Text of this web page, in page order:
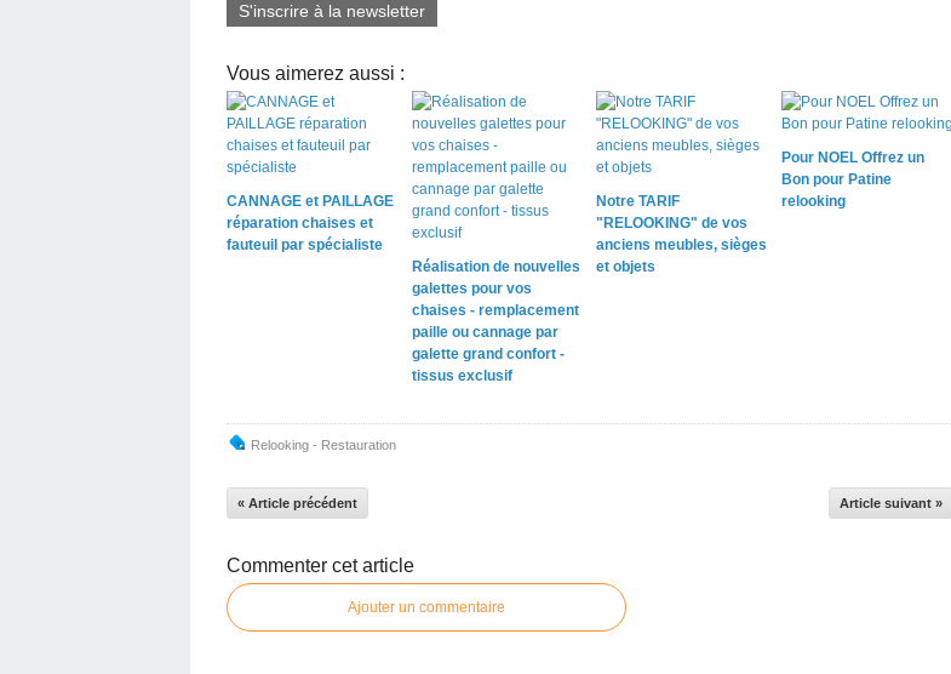
S'inscrire à la newsletter
Vous aimerez aussi :
CANNAGE et PAILLAGE
réparation chaises et
fauteuil par spécialiste
Réalisation de nouvelles
galettes pour vos
chaises - remplacement
paille ou cannage par
galette grand confort -
tissus exclusif
Notre TARIF
"RELOOKING" de vos
anciens meubles, sièges
et objets
Pour NOEL Offrez un
Bon pour Patine
relooking
Relooking - Restauration
« Article précédent Article suivant »
Commenter cet article
Ajouter un commentaire